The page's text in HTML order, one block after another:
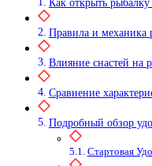
Правила и
Влияние снастей на
Сравнение
Подробный обзор
Стартовая